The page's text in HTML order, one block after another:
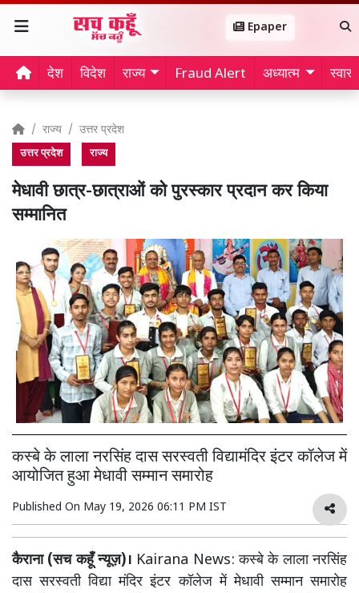
Epaper
देश विदेश राज्य Fraud Alert अध्यात्म
राज्य उत्तर प्रदेश
उत्तर प्रदेश राज्य
मेधावी छात्र-छात्राओं को पुरस्कार प्रदान कर किया
सम्मानित
कस्बे के लाला नरसिंह दास सरस्वती विद्यामंदिर इंटर कॉलेज में
आयोजित हुआ मेधावी सम्मान समारोह
Published On May 19, 2026 06:11 PM IST
कैराना (सच कहूँ न्यूज़)। Kairana News: कस्बे के लाला नरसिंह
दास सरस्वती विद्या मंदिर इंटर कॉलेज में मेधावी सम्मान समारोह